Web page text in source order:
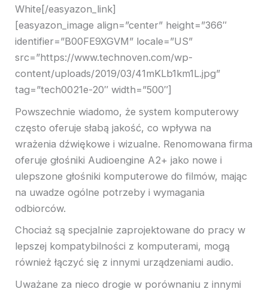
White[/easyazon_link]
[easyazon_image align=”center” height=”366″
identifier=”B00FE9XGVM” locale=”US”
src=”https://www.technoven.com/wp-
content/uploads/2019/03/41mKLb1km1L.jpg”
tag=”tech0021e-20″ width=”500″]
Powszechnie wiadomo, że system komputerowy
często oferuje słabą jakość, co wpływa na
wrażenia dźwiękowe i wizualne. Renomowana firma
oferuje głośniki Audioengine A2+ jako nowe i
ulepszone głośniki komputerowe do filmów, mając
na uwadze ogólne potrzeby i wymagania
odbiorców.
Chociaż są specjalnie zaprojektowane do pracy w
lepszej kompatybilności z komputerami, mogą
również łączyć się z innymi urządzeniami audio.
Uważane za nieco drogie w porównaniu z innymi